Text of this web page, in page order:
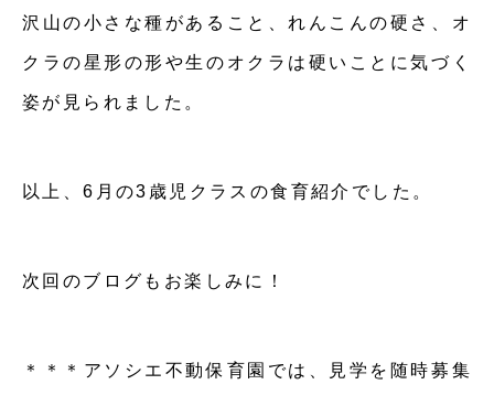
沢山の小さな種があること、れんこんの硬さ、オ
クラの星形の形や生のオクラは硬いことに気づく
姿が見られました。
以上、6月の3歳児クラスの食育紹介でした。
次回のブログもお楽しみに！
＊＊＊アソシエ不動保育園では、見学を随時募集